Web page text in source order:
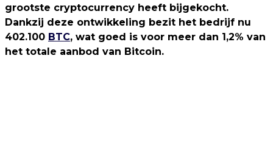
grootste cryptocurrency heeft bijgekocht.
Dankzij deze ontwikkeling bezit het bedrijf nu
402.100 BTC, wat goed is voor meer dan 1,2% van
het totale aanbod van Bitcoin.